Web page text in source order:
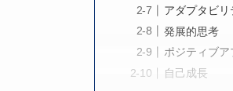
アダプタビリ
発展的思考
ポジティブア
自己成長